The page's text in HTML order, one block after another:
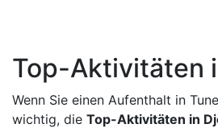
Top-Aktivitäten
Wenn Sie einen Aufenthalt in
wichtig, die Top-Aktivitäten in